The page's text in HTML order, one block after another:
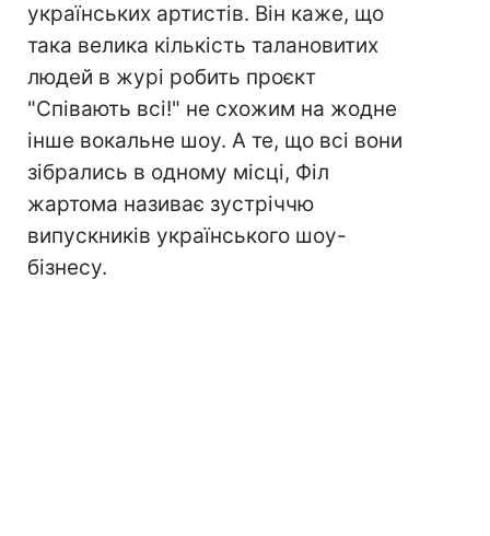
українських артистів. Він каже, що
така велика кількість талановитих
людей в журі робить проєкт
"Співають всі!" не схожим на жодне
інше вокальне шоу. А те, що всі вони
зібрались в одному місці, Філ
жартома називає зустріччю
випускників українського шоу-
бізнесу.